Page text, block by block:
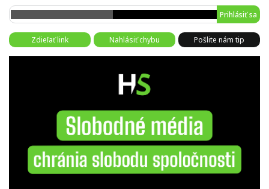
Prihlásiť sa
Zdieľať link Nahlásiť chybu Pošlite nám tip